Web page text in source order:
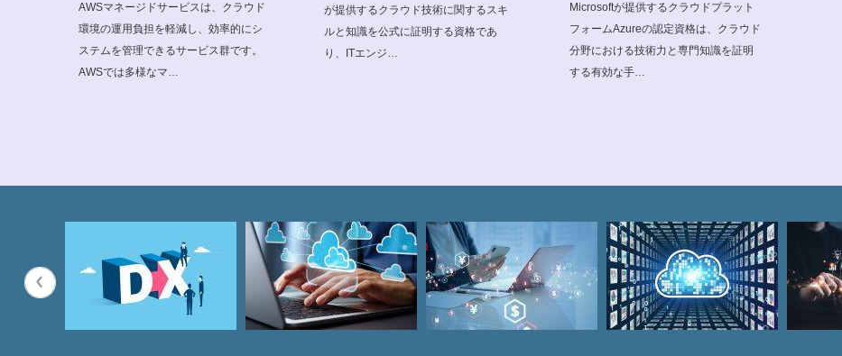
AWSマネージドサービスは、クラウド
環境の運用負担を軽減し、効率的にシ
ステムを管理できるサービス群です。
AWSでは多様なマ…
が提供するクラウド技術に関するスキ
ルと知識を公式に証明する資格であ
り、ITエンジ…
Microsoftが提供するクラウドプラット
フォームAzureの認定資格は、クラウド
分野における技術力と専門知識を証明
する有効な手…